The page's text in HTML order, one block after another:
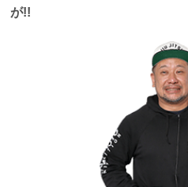
が!!